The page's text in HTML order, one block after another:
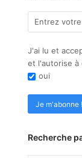
J'ai lu et
et l'autorise à
oui
Recherche